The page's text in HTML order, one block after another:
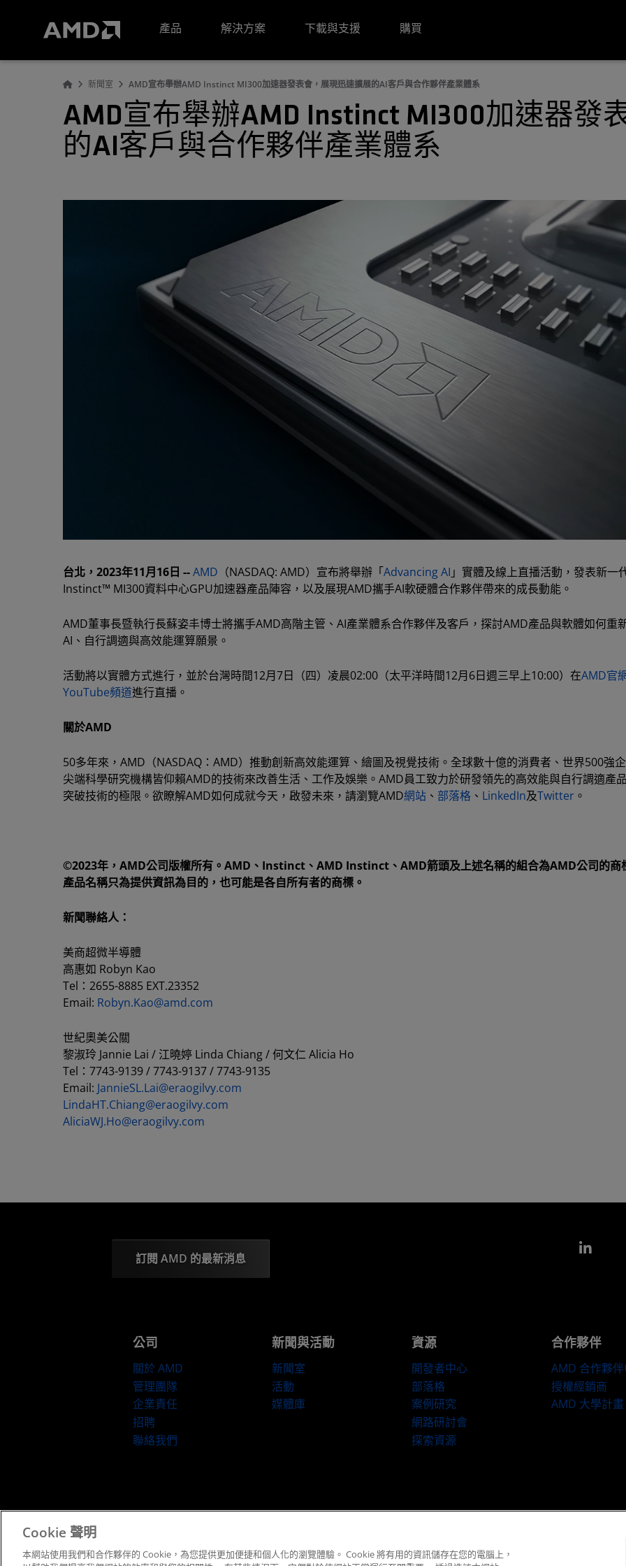
產品
解決方案 下載與支援 購買
新聞室 AMD宣布舉辦AMD Instinct MI300加速器發表會，展現迅速擴展的AI客戶與合作夥伴產業體系
AMD宣布舉辦AMD Instinct MI300加速器發
的AI客戶與合作夥伴產業體系
台北，2023年11月16日 --AMD （NASDAQ: AMD）宣布將舉辦「Advancing AI 」實體及線上直播活動，發表新一
Instinct™ MI300資料中心GPU加速器產品陣容，以及展現AMD攜手AI軟硬體合作夥伴帶來的成長動能。
AMD董事長暨執行長蘇姿丰博士將攜手AMD高階主管、AI產業體系合作夥伴及客戶，探討AMD產品與軟體如何重
AI、自行調適與高效能運算願景。
活動將以實體方式進行，並於台灣時間12月7日（四）凌晨02:00（太平洋時間12月6日週三早上10:00）在AMD官
YouTube頻道進行直播。
關於AMD
50多年來，AMD（NASDAQ：AMD）推動創新高效能運算、繪圖及視覺技術。全球數十億的消費者、世界500強
尖端科學研究機構皆仰賴AMD的技術來改善生活、工作及娛樂。AMD員工致力於研發領先的高效能與自行調適產
突破技術的極限。欲瞭解AMD如何成就今天，啟發未來，請瀏覽AMD網站 、 部落格 、 LinkedIn及Twitter 。
©2023年，AMD公司版權所有。AMD、Instinct、AMD Instinct、AMD箭頭及上述名稱的組合為AMD公司的商
產品名稱只為提供資訊為目的，也可能是各自所有者的商標。
新聞聯絡人：
美商超微半導體
高惠如 Robyn Kao
Tel：2655-8885 EXT.23352
Email: Robyn.Kao@amd.com
世紀奧美公關
黎淑玲 Jannie Lai / 江曉婷 Linda Chiang / 何文仁 Alicia Ho
Tel：7743-9139 / 7743-9137 / 7743-9135
Email: JannieSL.Lai@eraogilvy.com
LindaHT.Chiang@eraogilvy.com
AliciaWJ.Ho@eraogilvy.com
訂閱 AMD 的最新消息
公司
關於 AMD
管理團隊
企業責任
招聘
聯絡我們
新聞與活動
新聞室
活動
媒體庫
資源
開發者中心
部落格
案例研究
網路研討會
探索資源
合作夥伴
AMD 合作夥
授權經銷商
AMD 大學計畫
© 2026 Advanced Micro Devices, Inc.
Cookie 聲明
本網站使用我們和合作夥伴的 Cookie，為您提供更加便捷和個人化的瀏覽體驗。 Cookie 將有用的資訊儲存在您的電腦上，